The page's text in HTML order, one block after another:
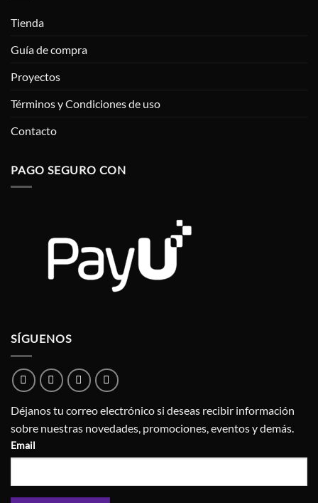
Tienda
Guía de compra
Proyectos
Términos y Condiciones de uso
Contacto
PAGO SEGURO CON
SÍGUENOS
Déjanos tu correo electrónico si deseas recibir información
sobre nuestras novedades, promociones, eventos y demás.
Email